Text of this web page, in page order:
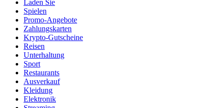
Laden Sie
Spielen
Promo-Angebote
Zahlungskarten
Krypto-Gutscheine
Reisen
Unterhaltung
Sport
Restaurants
Ausverkauf
Kleidung
Elektronik